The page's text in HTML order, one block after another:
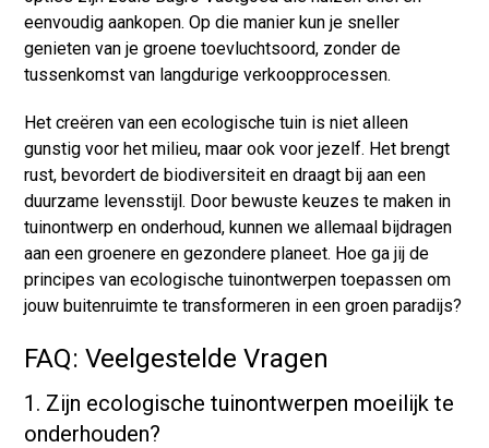
eenvoudig aankopen. Op die manier kun je sneller
genieten van je groene toevluchtsoord, zonder de
tussenkomst van langdurige verkoopprocessen.
Het creëren van een ecologische tuin is niet alleen
gunstig voor het milieu, maar ook voor jezelf. Het brengt
rust, bevordert de biodiversiteit en draagt bij aan een
duurzame levensstijl. Door bewuste keuzes te maken in
tuinontwerp en onderhoud, kunnen we allemaal bijdragen
aan een groenere en gezondere planeet. Hoe ga jij de
principes van ecologische tuinontwerpen toepassen om
jouw buitenruimte te transformeren in een groen paradijs?
FAQ: Veelgestelde Vragen
1. Zijn ecologische tuinontwerpen moeilijk te
onderhouden?